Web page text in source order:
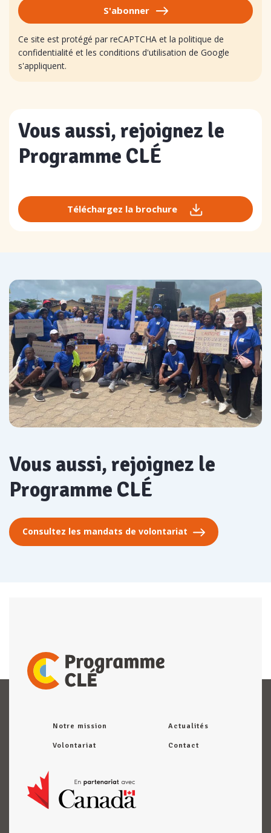
S'abonner
Ce site est protégé par reCAPTCHA et la politique de
confidentialité et les conditions d'utilisation de Google
s'appliquent.
Vous aussi, rejoignez le
Programme CLÉ
Téléchargez la brochure
Vous aussi, rejoignez le
Programme CLÉ
Consultez les mandats de volontariat
Notre mission
Volontariat
Actualités
Contact